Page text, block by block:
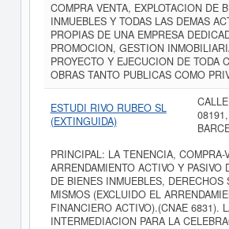
COMPRA VENTA, EXPLOTACION DE
INMUEBLES Y TODAS LAS DEMAS
PROPIAS DE UNA EMPRESA
PROMOCION, GESTION
PROYECTO Y EJECUCION DE TODA
OBRAS TANTO PUBLICAS COMO
ESTUDI RIVO RUBEO SL
(EXTINGUIDA)
PRINCIPAL: LA TENENCIA, COMPRA-
ARRENDAMIENTO ACTIVO Y PASIVO
DE BIENES INMUEBLES, DERECHOS
MISMOS (EXCLUIDO EL
FINANCIERO ACTIVO).(CNAE 6831).
INTERMEDIACION PARA LA